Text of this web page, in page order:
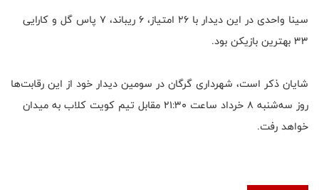
سینا واحدی در این دیدار با 26 امتیاز، 6 ریباند، 7 پاس گل و کارایی
33 بهترین بازیکن بود.
شایان ذکر است، شهرداری گرگان در سومین دیدار خود از این رقابت‌ها
روز سه‌شنبه 8 خرداد ساعت 21:30 مقابل تیم کویت کلاب به میدان
خواهد رفت.